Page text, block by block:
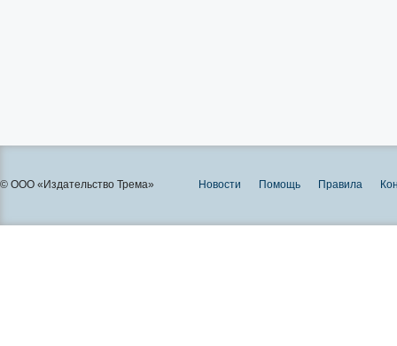
© ООО «Издательство Трема» Новости Помощь Правила